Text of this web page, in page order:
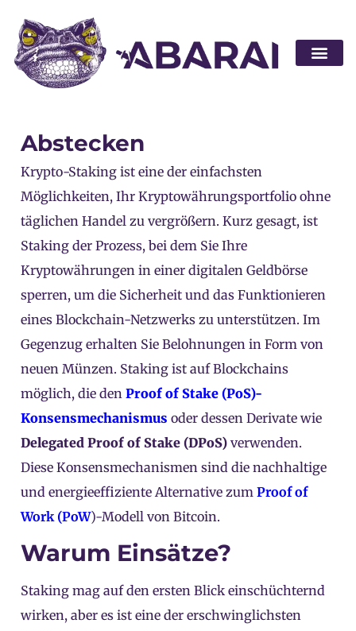
Abstecken
Krypto-Staking ist eine der einfachsten
Möglichkeiten, Ihr Kryptowährungsportfolio ohne
täglichen Handel zu vergrößern. Kurz gesagt, ist
Staking der Prozess, bei dem Sie Ihre
Kryptowährungen in einer digitalen Geldbörse
sperren, um die Sicherheit und das Funktionieren
eines Blockchain-Netzwerks zu unterstützen. Im
Gegenzug erhalten Sie Belohnungen in Form von
neuen Münzen. Staking ist auf Blockchains
möglich, die den Proof of Stake (PoS)-
Konsensmechanismus oder dessen Derivate wie
Delegated Proof of Stake (DPoS) verwenden.
Diese Konsensmechanismen sind die nachhaltige
und energieeffiziente Alternative zum Proof of
Work (PoW)-Modell von Bitcoin.
Warum Einsätze?
Staking mag auf den ersten Blick einschüchternd
wirken, aber es ist eine der erschwinglichsten